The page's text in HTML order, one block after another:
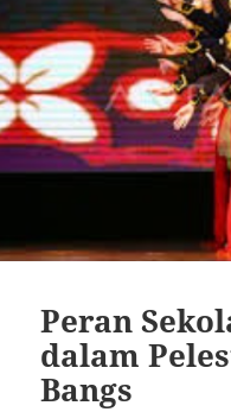
Peran
dalam
Bangs